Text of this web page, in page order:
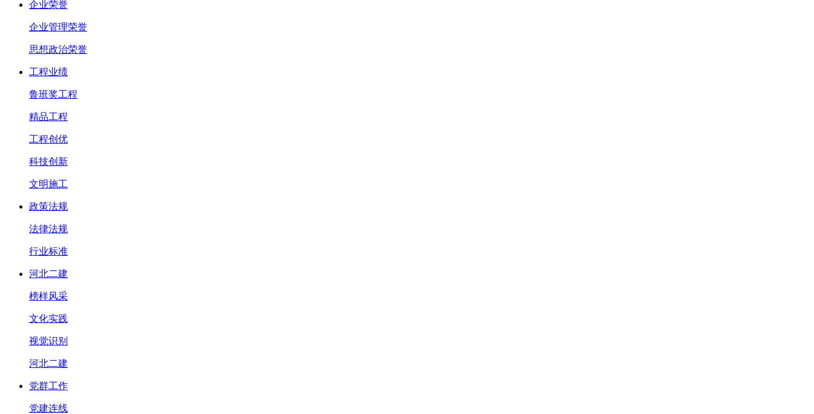
企业荣誉
企业管理荣誉
思想政治荣誉
工程业绩
鲁班奖工程
精品工程
工程创优
科技创新
文明施工
政策法规
法律法规
行业标准
河北二建
榜样风采
文化实践
视觉识别
河北二建
党群工作
党建连线